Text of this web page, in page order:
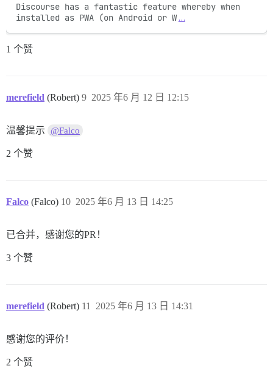
Discourse has a fantastic feature whereby when
installed as PWA (on Android or W …
1 个赞
merefield (Robert) 2025 年6 月 12 日 12:15
9
温馨提示 @Falco
2 个赞
Falco (Falco) 2025 年6 月 13 日 14:25
10
已合并，感谢您的PR！
3 个赞
merefield (Robert) 2025 年6 月 13 日 14:31
11
感谢您的评价！
2 个赞